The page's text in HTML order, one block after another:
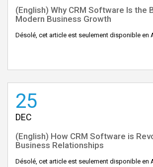
(English) Why CRM Software Is the
Modern Business Growth
Désolé, cet article est seulement disponible en
25
DEC
(English) How CRM Software is
Business Relationships
Désolé, cet article est seulement disponible en